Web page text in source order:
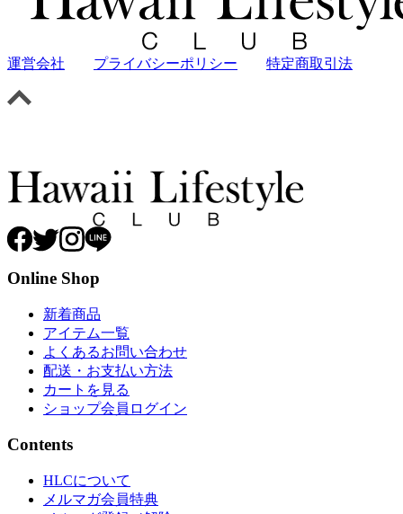
運営会社 プライバシーポリシー 特定商取引法
Online Shop
新着商品
アイテム一覧
よくあるお問い合わせ
配送・お支払い方法
カートを見る
ショップ会員ログイン
Contents
HLCについて
メルマガ会員特典